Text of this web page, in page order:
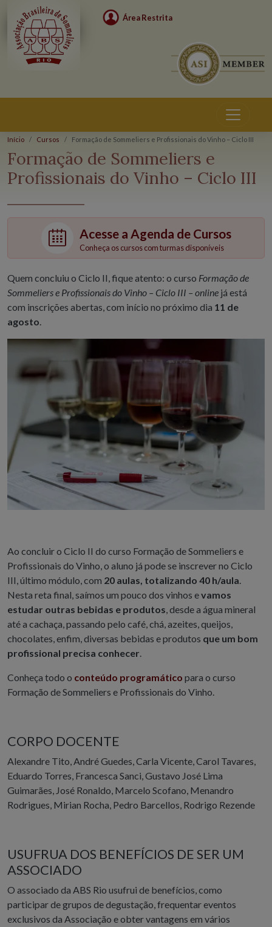
Área Restrita
Início Cursos Formação de Sommeliers e Profissionais do Vinho – Ciclo III
Cursos
Formação de Sommeliers e
Profissionais do Vinho – Ciclo III
Acesse a Agenda de Cursos
Conheça os cursos com turmas disponíveis
Quem concluiu o Ciclo II, fique atento: o curso Formação de
Sommeliers e Profissionais do Vinho – Ciclo III – online já está
com inscrições abertas, com início no próximo dia 11 de
agosto
Ao concluir o Ciclo II do curso Formação de Sommeliers e
Profissionais do Vinho, o aluno já pode se inscrever no Ciclo
III, último módulo, com 20 aulas, totalizando 40 h/aula.
Nesta reta final, saímos um pouco dos vinhos evamos
estudar outras bebidas e produtos, desde a água mineral
até a cachaça, passando pelo café, chá, azeites, queijos,
chocolates, enfim, diversas bebidas e produtos que um bom
profissional precisa conhecer.
Conheça todo o conteúdo programático para o curso
Formação de Sommeliers e Profissionais do Vinho.
CORPO DOCENTE
Alexandre Tito, André Guedes, Carla Vicente, Carol Tavares,
Eduardo Torres, Francesca Sanci, Gustavo José Lima
Guimarães, José Ronaldo, Marcelo Scofano, Menandro
Rodrigues, Mirian Rocha, Pedro Barcellos, Rodrigo Rezende
USUFRUA DOS BENEFÍCIOS DE SER UM
ASSOCIADO
O associado da ABS Rio usufrui de benefícios, como
participar de grupos de degustação, frequentar eventos
exclusivos da Associação e obter vantagens em vários